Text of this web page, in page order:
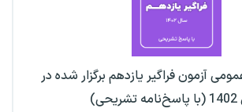
آزمون فراگیر یازدهم برگزار شده در